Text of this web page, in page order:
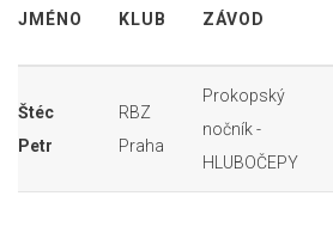
JMÉNO KLUB ZÁVOD
Štéc
Petr
RBZ
Praha
Prokopský
nočník -
HLUBOČEPY